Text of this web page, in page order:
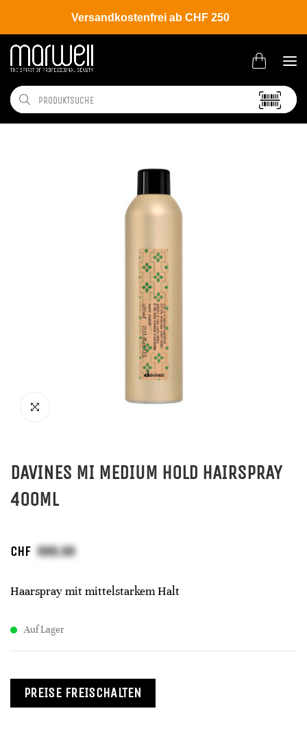
Versandkostenfrei ab CHF 250
Shop Brands Davines More Inside
DAVINES MI MEDIUM HOLD HAIRSPRAY
400ML
CHF
Haarspray mit mittelstarkem Halt
Auf Lager
PREISE FREISCHALTEN